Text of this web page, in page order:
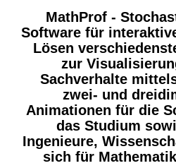
MathProf -
Software für
Lösen
zur
Sachverhalte
zwei- und
Animationen für die
das Studium
Ingenieure,
sich für